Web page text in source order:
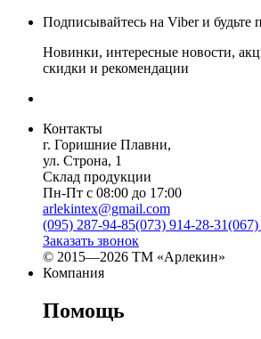
Подписывайтесь на Viber и будьте
Новинки, интересные новости,
скидки и рекомендации
Контакты
г. Горишние Плавни,
ул. Строна, 1
Склад продукции
Пн-Пт с 08:00 до 17:00
arlekintex@gmail.com
(095) 287-94-85(073) 914-28-31
Заказать звонок
© 2015—2026 ТМ «Арлекин»
Компания
Помощь